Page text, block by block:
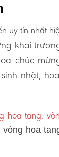
uy tín nhất
khai
chúc
nhật,
hoa tang,
hoa